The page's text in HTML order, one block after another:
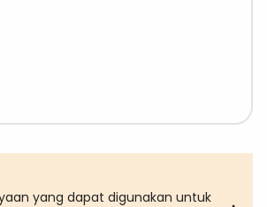
yang dapat digunakan untuk